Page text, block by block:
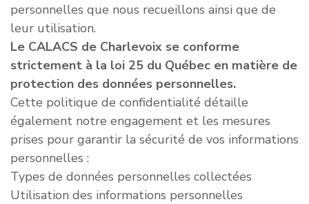
personnelles que nous recueillons ainsi que de
leur utilisation.
Le CALACS de Charlevoix se conforme
strictement à la loi 25 du Québec en matière de
protection des données personnelles.
Cette politique de confidentialité détaille
également notre engagement et les mesures
prises pour garantir la sécurité de vos informations
personnelles :
Types de données personnelles collectées
Utilisation des informations personnelles